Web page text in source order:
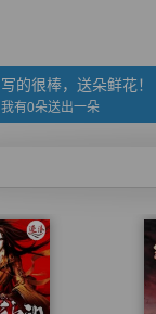
写的很棒，送朵鲜花！
我有0朵送出一朵